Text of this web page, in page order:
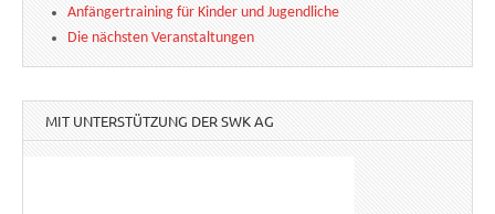
Anfängertraining für Kinder und Jugendliche
Die nächsten Veranstaltungen
MIT UNTERSTÜTZUNG DER SWK AG